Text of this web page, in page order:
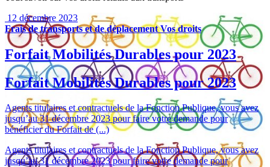
12 décembre 2023
Frais de transports et de déplacementVos droits
Forfait Mobilités Durables pour 2023
Forfait Mobilités Durables pour 2023
Agents titulaires et contractuels de la Fonction Publique, vous avez
jusqu’au 31 décembre 2023 pour faire votre demande pour
bénéficier du Forfait de (...)
Agents titulaires et contractuels de la Fonction Publique, vous avez
jusqu’au 31 décembre 2023 pour faire votre demande pour